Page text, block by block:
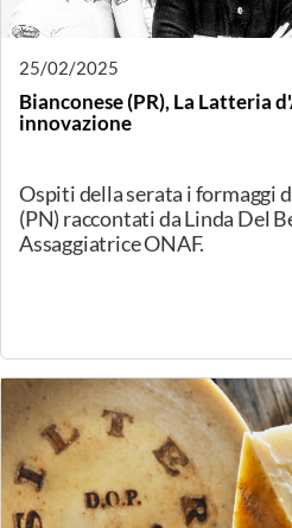
CaseoArt, il Premio
casearia attribuisce il Trofeo
13/03/2025
Bologna, Un posto al sole,
dalle regioni del Sud